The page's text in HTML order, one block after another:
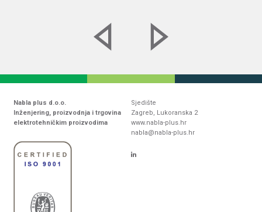
Nabla plus d.o.o.
Inženjering, proizvodnja i trgovina
elektrotehničkim proizvodima
Sjedište
Zagreb, Lukoranska 2
www.nabla-plus.hr
nabla@nabla-plus.hr